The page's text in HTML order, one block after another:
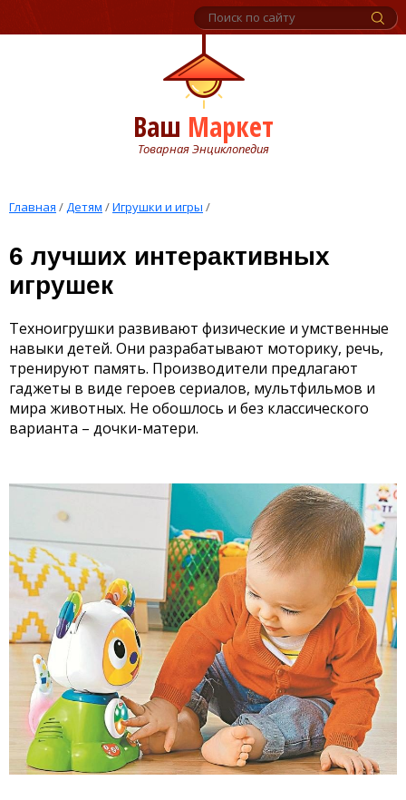
Ваш Маркет
Товарная Энциклопедия
Главная /Детям /Игрушки и игры /
6 лучших интерактивных
игрушек
Техноигрушки развивают физические и умственные
навыки детей. Они разрабатывают моторику, речь,
тренируют память. Производители предлагают
гаджеты в виде героев сериалов, мультфильмов и
мира животных. Не обошлось и без классического
варианта – дочки-матери.